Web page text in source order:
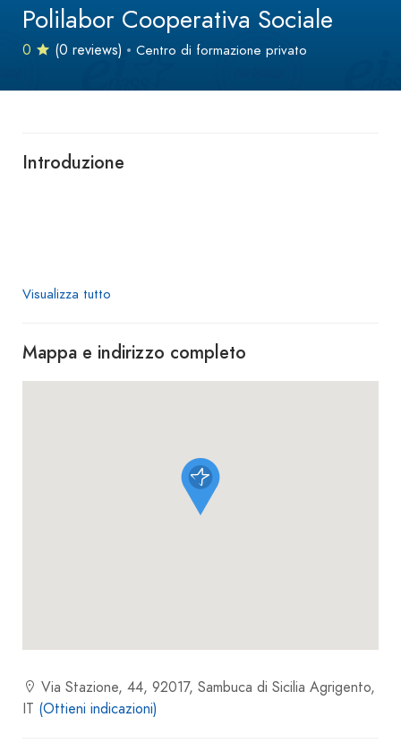
Polilabor Cooperativa Sociale
0 (0 reviews) Centro di formazione privato
Introduzione
Visualizza tutto
Mappa e indirizzo completo
Via Stazione, 44, 92017, Sambuca di Sicilia Agrigento,
IT (Ottieni indicazioni)